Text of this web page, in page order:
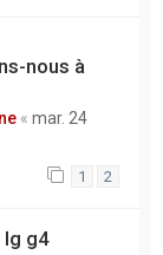
nous à
« mar. 24
1 2
lg g4